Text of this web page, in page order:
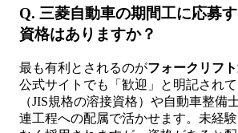
Q. 三菱自動車の期間工に応募
資格はありますか？
最も有利とされるのがフォークリフ
公式サイトでも「歓迎」と明記され
（JIS規格の溶接資格）や自動車整備
連工程への配属で活かせます。未経